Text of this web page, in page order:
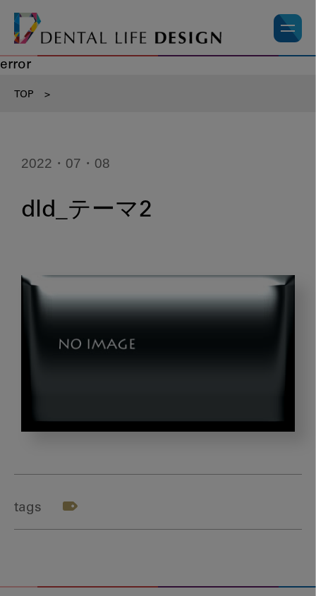
error
TOP >
2022・07・08
dld_テーマ2
ー
2
tags